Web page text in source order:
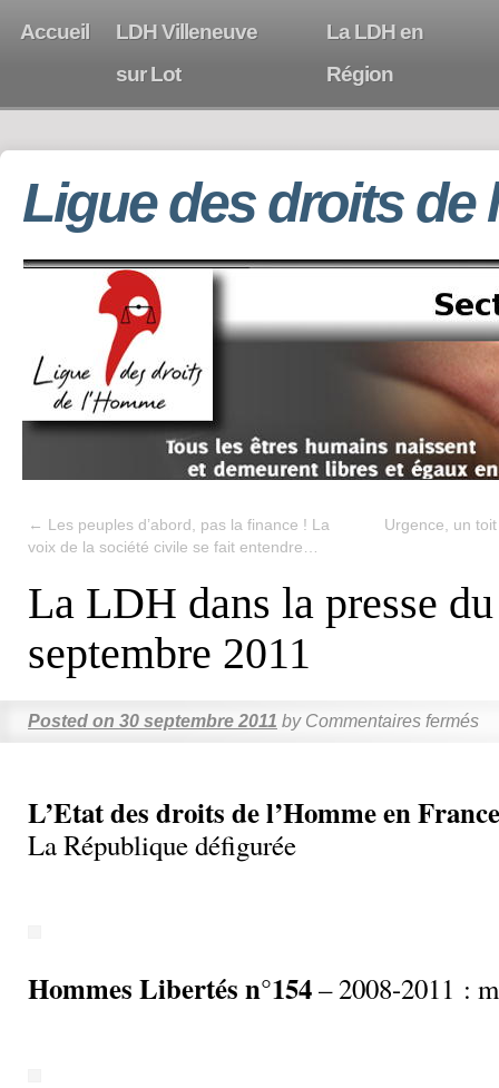
Accueil
LDH Villeneuve
sur Lot
La LDH en
Région
Ligue des droits de
← Les peuples d’abord, pas la finance ! La
voix de la société civile se fait entendre…
Urgence, un
La LDH dans la presse
septembre 2011
Posted on 30 septembre 2011 by Commentaires fermés
L’Etat des droits de l’Homme en
La République défigurée
Hommes Libertés n°154– 2008-2011 :